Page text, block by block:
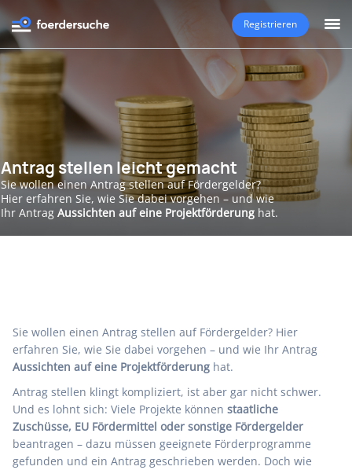
Registrieren
Antrag stellen leicht gemacht
Sie wollen einen Antrag stellen auf Fördergelder?
Hier erfahren Sie, wie Sie dabei vorgehen – und wie
Ihr Antrag Aussichten auf eine Projektförderung hat.
Sie wollen einen Antrag stellen auf Fördergelder? Hier
erfahren Sie, wie Sie dabei vorgehen – und wie Ihr Antrag
Aussichten auf eine Projektförderung hat.
Antrag stellen klingt kompliziert, ist aber gar nicht schwer.
Und es lohnt sich: Viele Projekte können staatliche
Zuschüsse, EU Fördermittel oder sonstige Fördergelder
beantragen – dazu müssen geeignete Förderprogramme
gefunden und ein Antrag geschrieben werden. Doch wie